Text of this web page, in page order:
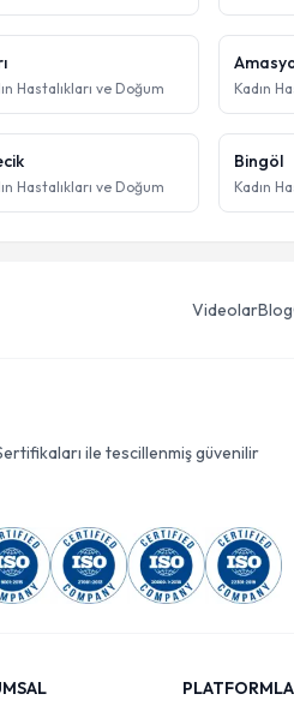
Hastalıkları ve Doğum Kadın
Hastalıkları ve Doğum
Bingöl
Kadın
VideolarBlog
ile tescillenmiş güvenilir